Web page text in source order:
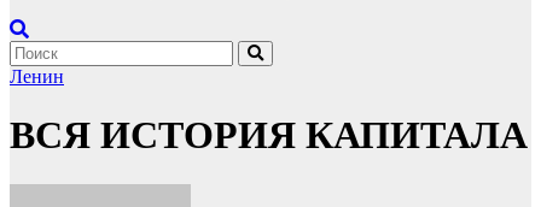
Ленин
ВСЯ ИСТОРИЯ КАПИТАЛА